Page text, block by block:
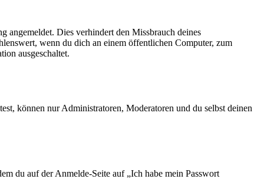
angemeldet. Dies verhindert den Missbrauch deines
wenn du dich an einem öffentlichen Computer, zum
ausgeschaltet.
können nur Administratoren, Moderatoren und du selbst deinen
du auf der Anmelde-Seite auf „Ich habe mein Passwort